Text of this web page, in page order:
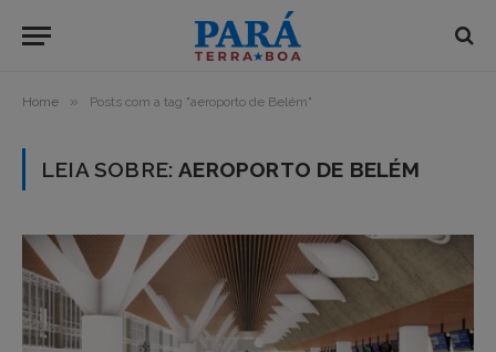
Home » Posts com a tag "aeroporto de Belém"
LEIA SOBRE:AEROPORTO DE BELÉM